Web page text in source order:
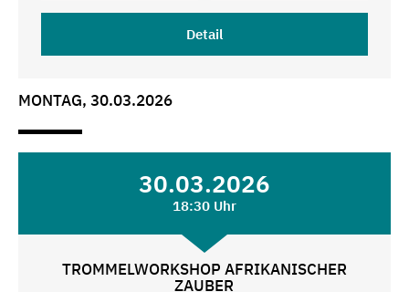
Detail
MONTAG, 30.03.2026
30.03.2026
18:30 Uhr
TROMMELWORKSHOP AFRIKANISCHER
ZAUBER